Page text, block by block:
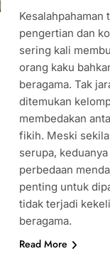
Kesalahpahaman
pengertian dan
sering kali
orang kaku
beragama. Tak
ditemukan
membedakan
fikih. Meski
serupa,
perbedaan
penting untuk
tidak terjadi
beragama.
Read More